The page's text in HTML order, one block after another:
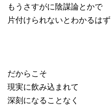
もうさすがに陰謀論とかで
片付けられないとわかるはず
だからこそ
現実に飲み込まれて
深刻になることなく